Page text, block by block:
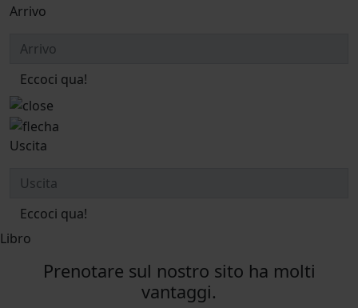
Arrivo
Eccoci qua!
Uscita
Eccoci qua!
Libro
Prenotare sul nostro sito ha molti
vantaggi.